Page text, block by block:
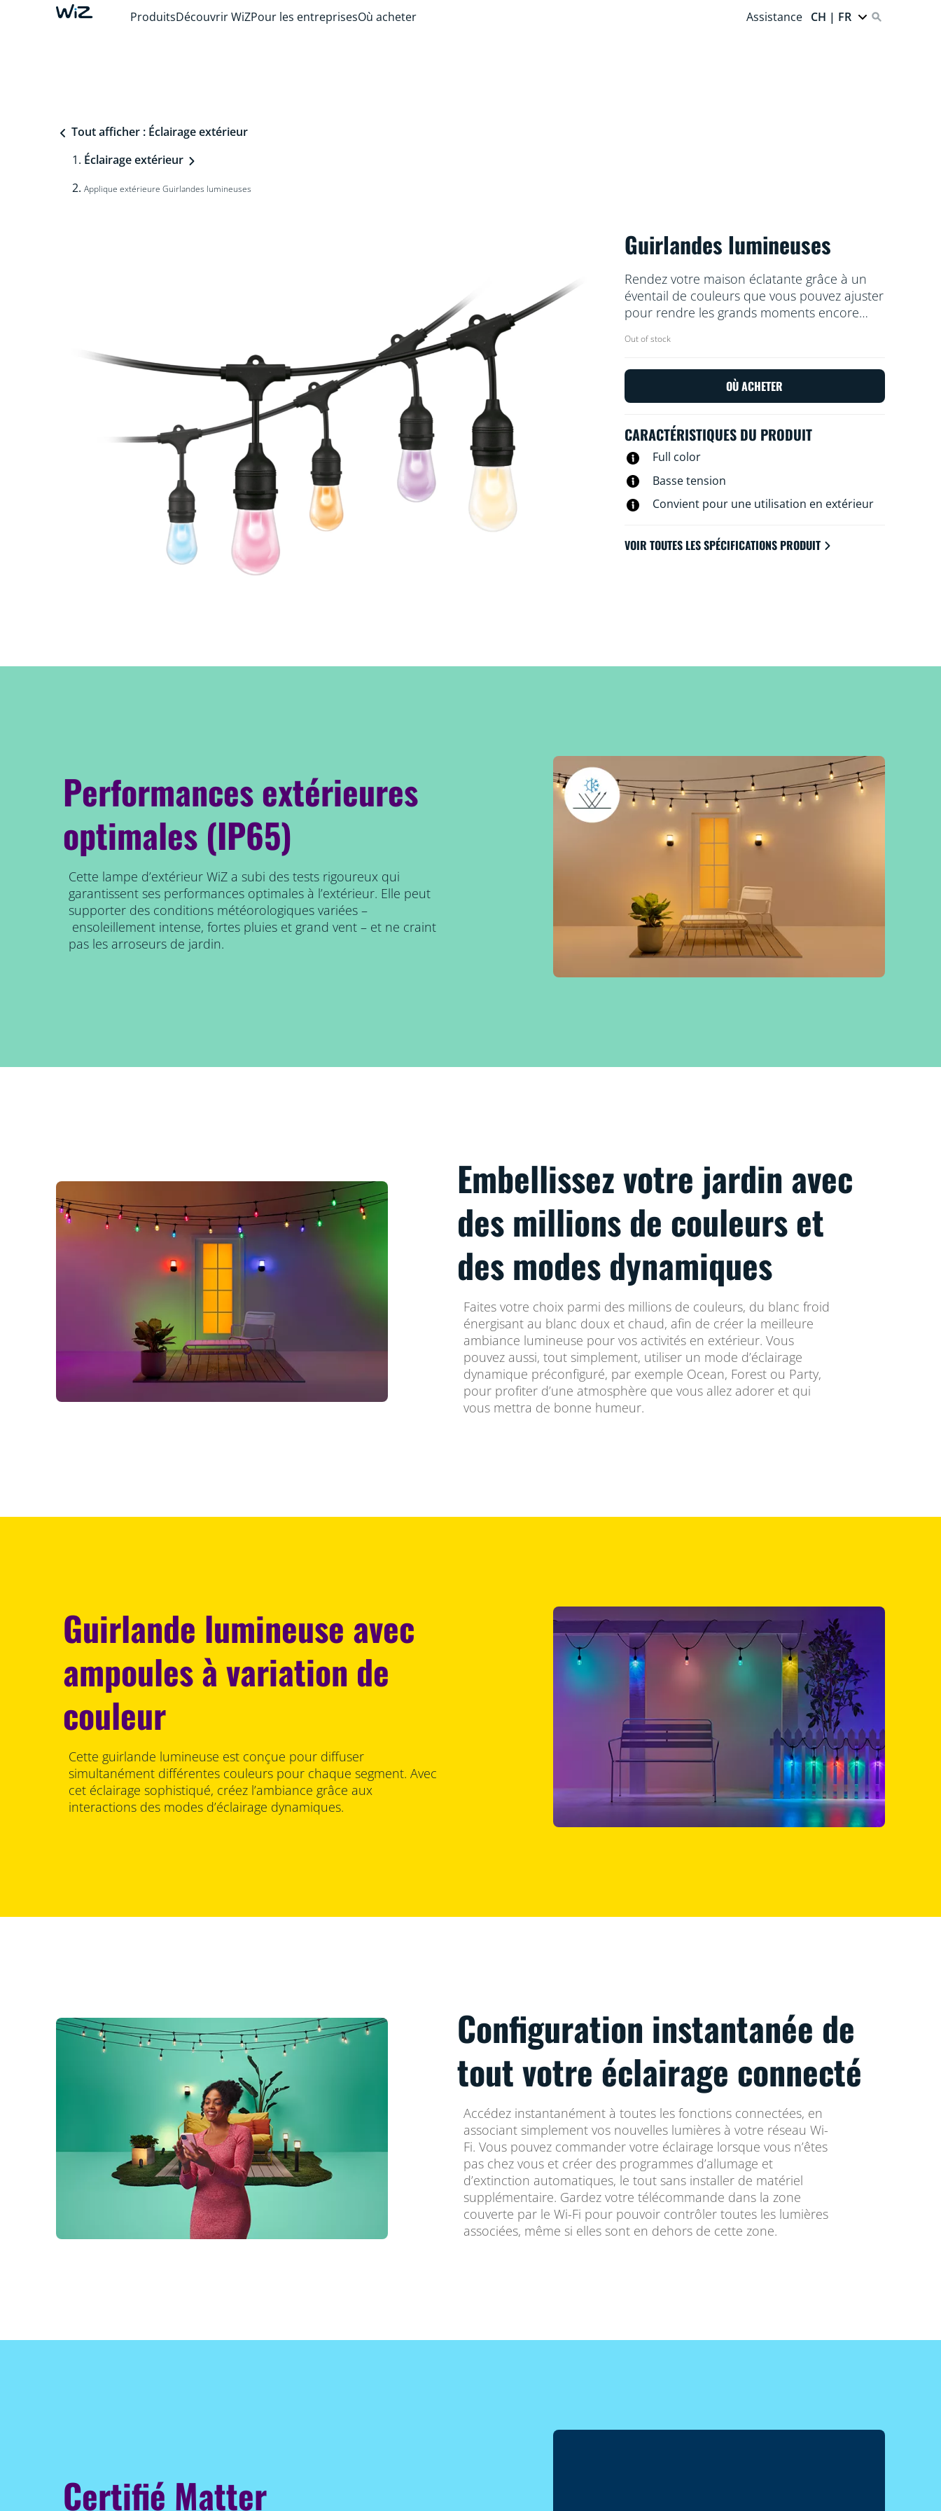
ProduitsDécouvrir WiZPour les entreprisesOù acheter Assistance CH | FR
Tout afficher : Éclairage extérieur
Éclairage extérieur
Applique extérieure Guirlandes lumineuses
Guirlandes lumineuses
Rendez votre maison éclatante grâce à un
éventail de couleurs que vous pouvez ajuster
pour rendre les grands moments encore
avec votre Wi-Fi existant pour un contrôle
Out of stock
OÙ ACHETER
CARACTÉRISTIQUES DU PRODUIT
Full color
Basse tension
Convient pour une utilisation en extérieur
VOIR TOUTES LES SPÉCIFICATIONS PRODUIT
Performances extérieures
optimales (IP65)
Cette lampe d’extérieur WiZ a subi des tests rigoureux qui
garantissent ses performances optimales à l’extérieur. Elle peut
supporter des conditions météorologiques variées –
ensoleillement intense, fortes pluies et grand vent – et ne craint
pas les arroseurs de jardin.
Embellissez votre jardin avec
des millions de couleurs et
des modes dynamiques
Faites votre choix parmi des millions de couleurs, du blanc froid
énergisant au blanc doux et chaud, afin de créer la meilleure
ambiance lumineuse pour vos activités en extérieur. Vous
pouvez aussi, tout simplement, utiliser un mode d’éclairage
dynamique préconfiguré, par exemple Ocean, Forest ou Party,
pour profiter d’une atmosphère que vous allez adorer et qui
vous mettra de bonne humeur.
Guirlande lumineuse avec
ampoules à variation de
couleur
Cette guirlande lumineuse est conçue pour diffuser
simultanément différentes couleurs pour chaque segment. Avec
cet éclairage sophistiqué, créez l’ambiance grâce aux
interactions des modes d’éclairage dynamiques.
Configuration instantanée de
tout votre éclairage connecté
Accédez instantanément à toutes les fonctions connectées, en
associant simplement vos nouvelles lumières à votre réseau Wi-
Fi. Vous pouvez commander votre éclairage lorsque vous n’êtes
pas chez vous et créer des programmes d’allumage et
d’extinction automatiques, le tout sans installer de matériel
supplémentaire. Gardez votre télécommande dans la zone
couverte par le Wi-Fi pour pouvoir contrôler toutes les lumières
associées, même si elles sont en dehors de cette zone.
Certifié Matter